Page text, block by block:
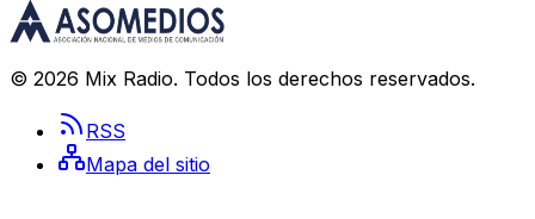
© 2026 Mix Radio. Todos los derechos reservados.
RSS
Mapa del sitio